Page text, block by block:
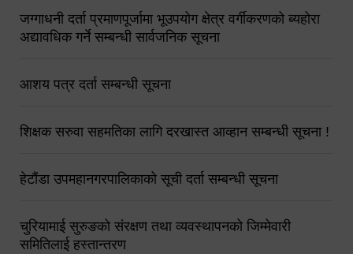
जग्गाधनी दर्ता प्रमाणपूर्जामा भूउपयोग क्षेत्र वर्गीकरणको ब्यहोरा
अद्यावधिक गर्ने सम्बन्धी सार्वजनिक सूचना
आशय पत्र दर्ता सम्बन्धी सूचना
शिक्षक सरुवा सहमतिका लागि दरखास्त आव्हान सम्बन्धी सूचना !
हेटौंडा उपमहानगरपालिकाको सूची दर्ता सम्बन्धी सूचना
चुरियामाई सुरुङको संरक्षण तथा व्यवस्थापनको जिम्मेवारी
समितिलाई हस्तान्तरण